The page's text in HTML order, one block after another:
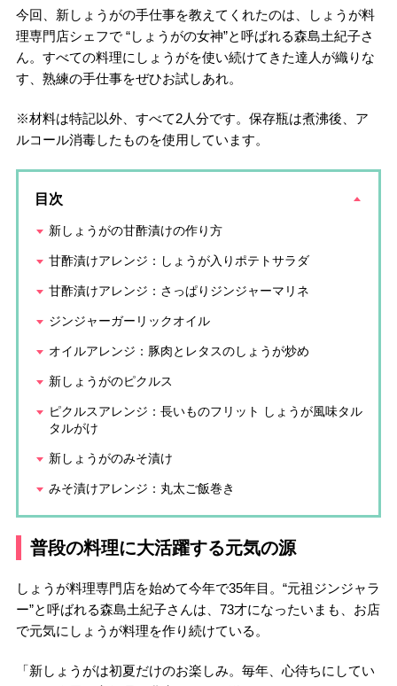
今回、新しょうがの手仕事を教えてくれたのは、しょうが料
理専門店シェフで “しょうがの女神”と呼ばれる森島土紀子さ
ん。すべての料理にしょうがを使い続けてきた達人が織りな
す、熟練の手仕事をぜひお試しあれ。
※材料は特記以外、すべて2人分です。保存瓶は煮沸後、ア
ルコール消毒したものを使用しています。
目次
新しょうがの甘酢漬けの作り方
甘酢漬けアレンジ：しょうが入りポテトサラダ
甘酢漬けアレンジ：さっぱりジンジャーマリネ
ジンジャーガーリックオイル
オイルアレンジ：豚肉とレタスのしょうが炒め
新しょうがのピクルス
ピクルスアレンジ：長いものフリット しょうが風味タル
タルがけ
新しょうがのみそ漬け
みそ漬けアレンジ：丸太ご飯巻き
普段の料理に大活躍する元気の源
しょうが料理専門店を始めて今年で35年目。“元祖ジンジャラ
ー”と呼ばれる森島土紀子さんは、73才になったいまも、お店
で元気にしょうが料理を作り続けている。
「新しょうがは初夏だけのお楽しみ。毎年、心待ちにしてい